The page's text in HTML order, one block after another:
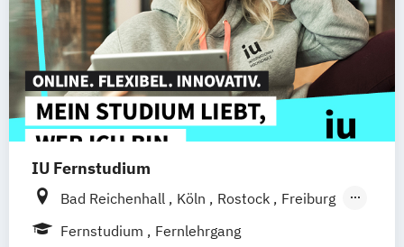
IU Fernstudium
Bad Reichenhall Köln Rostock
Freiburg
Kiel
Frankfurt am Main
Stuttgart
Fernstudium
Fernlehrgang